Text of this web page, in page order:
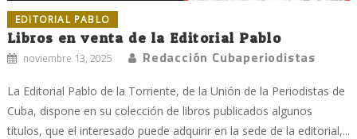
EDITORIAL PABLO
Libros en venta de la Editorial Pablo
noviembre 13, 2025 Redacción Cubaperiodistas
La Editorial Pablo de la Torriente, de la Unión de la Periodistas de
Cuba, dispone en su colección de libros publicados algunos
títulos, que el interesado puede adquirir en la sede de la editorial,...